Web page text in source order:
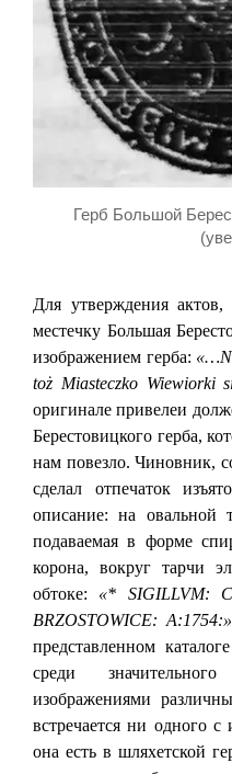
Герб Большой
Для утверждения
местечку Большая
изображением герба:
toż Miasteczko Wiewiorki
оригинале привелеи
Берестовицкого герба,
нам повезло. Чиновник,
сделал отпечаток
описание: на овальной
подаваемая в форме
корона, вокруг тарчи
обтоке: «* SIGILLVM:
BRZOSTOWICE: А:1754:»
представленном
среди
изображениями
встречается ни одного
она есть в шляхетской